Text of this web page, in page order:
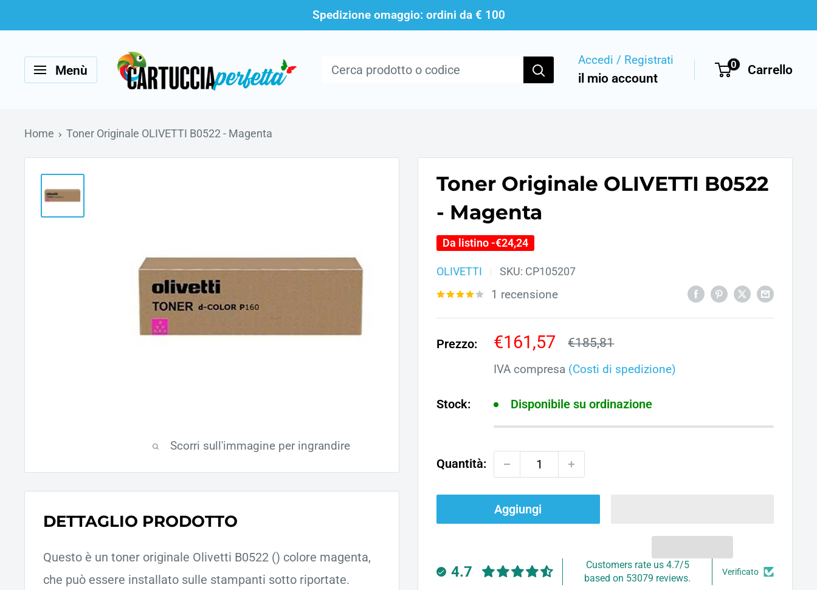
al
contenuto
Spedizione omaggio: ordini da € 100
Menù
Cartucciaperfetta Accedi / Registrati
il mio account
0 Carrello
Home Toner Originale OLIVETTI B0522 - Magenta
Scorri sull'immagine per ingrandire
Toner Originale OLIVETTI B0522
- Magenta
Da listino -€24,24
OLIVETTI SKU: CP105207
1 recensione
Prezzo:
Prezzo
scontato
€161,57 Prezzo
€185,81
IVA compresa (Costi di spedizione)
Stock: Disponibile su ordinazione
Quantità:
Aggiungi
4.7
Customers rate us 4.7/5
based on 53079 reviews.
Verificato
DETTAGLIO PRODOTTO
Questo è un toner originale Olivetti B0522 () colore magenta,
che può essere installato sulle stampanti sotto riportate.